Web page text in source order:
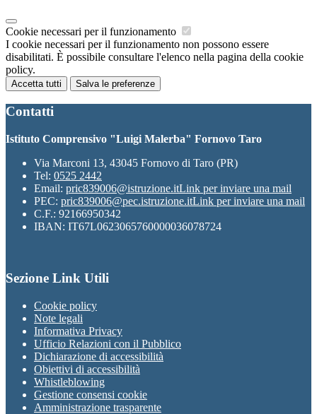
Cookie necessari per il funzionamento
I cookie necessari per il funzionamento non possono essere
disabilitati. È possibile consultare l'elenco nella pagina della cookie
policy.
Accetta tutti Salva le preferenze
Contatti
Istituto Comprensivo "Luigi Malerba" Fornovo Taro
Via Marconi 13, 43045 Fornovo di Taro (PR)
Tel: 0525 2442
Email: pric839006@istruzione.itLink per inviare una mail
PEC: pric839006@pec.istruzione.itLink per inviare una mail
C.F.: 92166950342
IBAN: IT67L0623065760000036078724
Sezione Link Utili
Cookie policy
Note legali
Informativa Privacy
Ufficio Relazioni con il Pubblico
Dichiarazione di accessibilità
Obiettivi di accessibilità
Whistleblowing
Gestione consensi cookie
Amministrazione trasparente